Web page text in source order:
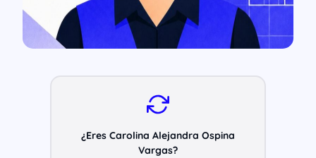
¿Eres Carolina Alejandra Ospina
Vargas?